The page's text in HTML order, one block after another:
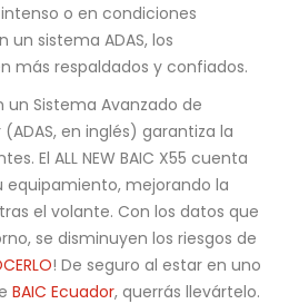
o en condiciones
un sistema ADAS, los
más respaldados y confiados.
Sistema Avanzado de
en inglés) garantiza la
El ALL NEW BAIC X55 cuenta
equipamiento, mejorando la
el volante. Con los datos que
se disminuyen los riesgos de
! De seguro al estar en uno
BAIC Ecuador, querrás llevártelo.